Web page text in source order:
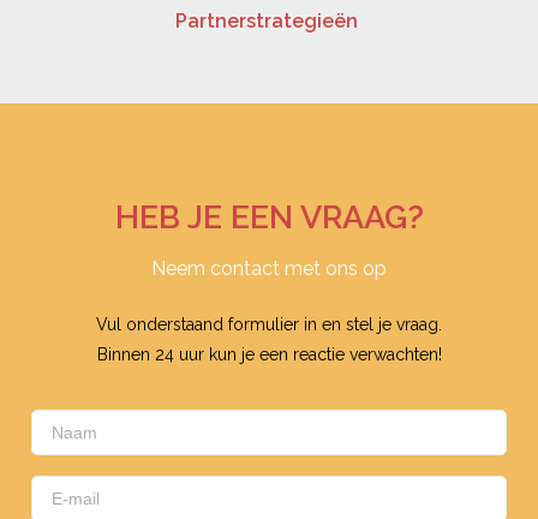
Partnerstrategieën
HEB JE EEN VRAAG?
Neem contact met ons op
Vul onderstaand formulier in en stel je vraag.
Binnen 24 uur kun je een reactie verwachten!